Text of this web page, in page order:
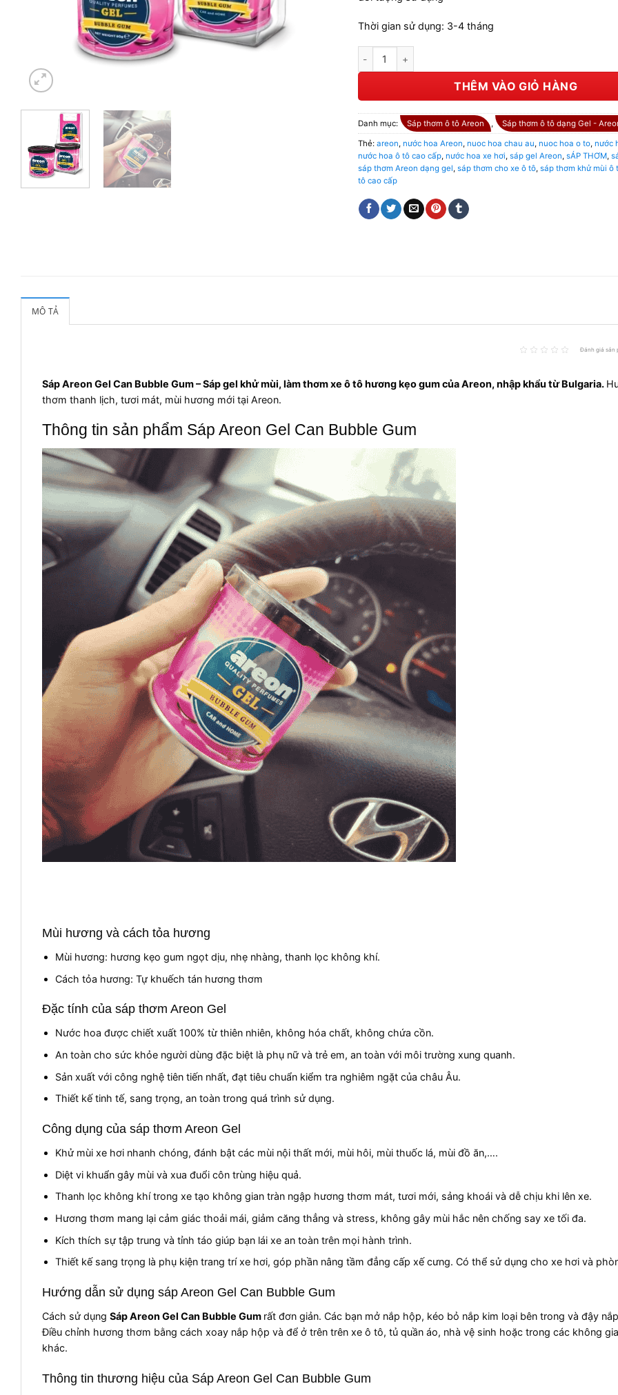
Thời gian sử dụng: 3-4 tháng
Sáp Areon Gel Can Bubble Gum số lượng
THÊM VÀO GIỎ HÀNG
Danh mục: Sáp thơm ô tô Areon , Sáp thơm ô tô dạng Gel -
Thẻ: areon, nước hoa Areon, nuoc hoa chau au, nuoc hoa o to, nước
nước hoa ô tô cao cấp, nước hoa xe hơi, sáp gel Areon, sÁP THƠM,
sáp thơm Areon dạng gel, sáp thơm cho xe ô tô, sáp thơm khử mùi ô
tô cao cấp
MÔ TẢ
Đánh giá sản
Sáp Areon Gel Can Bubble Gum – Sáp gel khử mùi, làm thơm xe ô tô hương kẹo gum của Areon, nhập khẩu từ Bulgaria.
thơm thanh lịch, tươi mát, mùi hương mới tại Areon.
Thông tin sản phẩm Sáp Areon Gel Can Bubble Gum
Mùi hương và cách tỏa hương
Mùi hương: hương kẹo gum ngọt dịu, nhẹ nhàng, thanh lọc không khí.
Cách tỏa hương: Tự khuếch tán hương thơm
Đặc tính của sáp thơm Areon Gel
Nước hoa được chiết xuất 100% từ thiên nhiên, không hóa chất, không chứa cồn.
An toàn cho sức khỏe người dùng đặc biệt là phụ nữ và trẻ em, an toàn với môi trường xung quanh.
Sản xuất với công nghệ tiên tiến nhất, đạt tiêu chuẩn kiểm tra nghiêm ngặt của châu Âu.
Thiết kế tinh tế, sang trọng, an toàn trong quá trình sử dụng.
Công dụng của sáp thơm Areon Gel
Khử mùi xe hơi nhanh chóng, đánh bật các mùi nội thất mới, mùi hôi, mùi thuốc lá, mùi đồ ăn,….
Diệt vi khuẩn gây mùi và xua đuổi côn trùng hiệu quả.
Thanh lọc không khí trong xe tạo không gian tràn ngập hương thơm mát, tươi mới, sảng khoái và dễ chịu khi lên xe.
Hương thơm mang lại cảm giác thoải mái, giảm căng thẳng và stress, không gây mùi hắc nên chống say xe tối đa.
Kích thích sự tập trung và tỉnh táo giúp bạn lái xe an toàn trên mọi hành trình.
Thiết kế sang trọng là phụ kiện trang trí xe hơi, góp phần nâng tầm đẳng cấp xế cưng. Có thể sử dụng cho xe hơi và
Hướng dẫn sử dụng sáp Areon Gel Can Bubble Gum
Cách sử dụng Sáp Areon Gel Can Bubble Gum rất đơn giản. Các bạn mở nắp hộp, kéo bỏ nắp kim loại bên trong và đậy
Điều chỉnh hương thơm bằng cách xoay nắp hộp và để ở trên trên xe ô tô, tủ quần áo, nhà vệ sinh hoặc trong các không
khác.
Thông tin thương hiệu của Sáp Areon Gel Can Bubble Gum